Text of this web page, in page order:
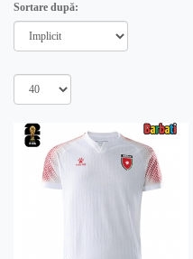
Sortare după: